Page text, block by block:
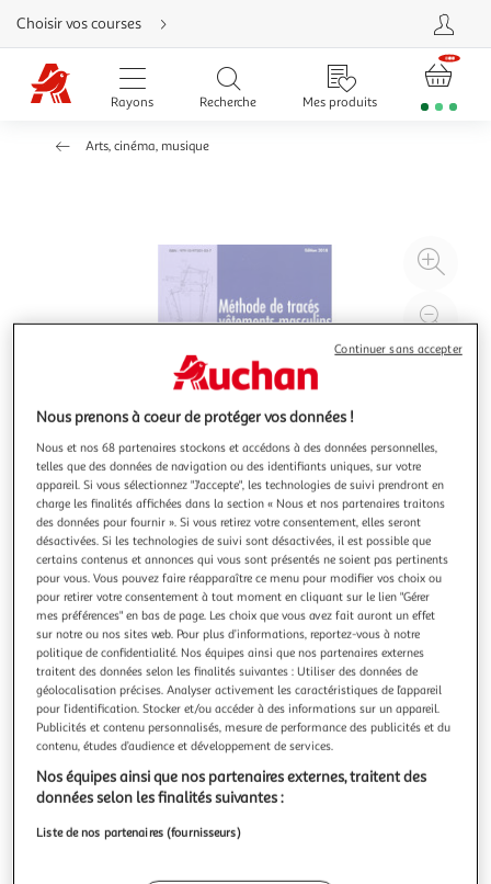
Aller
directement
au
contenu
Aller
directement
Aller
Choisir vos courses
Rayons Recherche Mes produits
Arts, cinéma, musique
à
METHODE DE TRACES VETEMENTS MASCULINS
CLASSIQUES. TOME 2, PANTALONS, GILETS,
MANTEAUX, CHEMISES, EDITION 2018, AICP
Auteur : AICP Editeur : AICPDate de parution :
02/04/2018Nombre de pages : 127Dimensions : 29.7 x 21.0
x 0.7
En savoir +
Vous voulez connaître le prix de ce produit ?
Afficher le prix
Nous prenons à coeur de protéger vos données !
Nous et nos 68 partenaires stockons et accédons à des données personnelles,
telles que des données de navigation ou des identifiants uniques, sur votre
appareil. Si vous sélectionnez "J'accepte", les technologies de suivi prendront en
charge les finalités affichées dans la section « Nous et nos partenaires traitons
des données pour fournir ». Si vous retirez votre consentement, elles seront
désactivées. Si les technologies de suivi sont désactivées, il est possible que
certains contenus et annonces qui vous sont présentés ne soient pas pertinents
pour vous. Vous pouvez faire réapparaître ce menu pour modifier vos choix ou
pour retirer votre consentement à tout moment en cliquant sur le lien "Gérer
mes préférences" en bas de page. Les choix que vous avez fait auront un effet
sur notre ou nos sites web. Pour plus d’informations, reportez-vous à notre
politique de confidentialité. Nos équipes ainsi que nos partenaires externes
traitent des données selon les finalités suivantes : Utiliser des données de
géolocalisation précises. Analyser activement les caractéristiques de l’appareil
pour l’identification. Stocker et/ou accéder à des informations sur un appareil.
Publicités et contenu personnalisés, mesure de performance des publicités et du
contenu, études d’audience et développement de services.
Nos équipes ainsi que nos partenaires externes, traitent des
données selon les finalités suivantes :
Liste de nos partenaires (fournisseurs)
Continuer sans accepter